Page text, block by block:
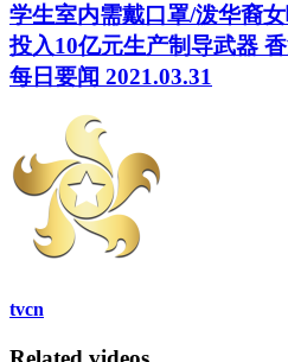
学生室内需戴口罩/泼华裔
投入10亿元生产制导武器
每日要闻 2021.03.31
tvcn